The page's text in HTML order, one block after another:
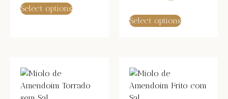
Select options
Select options